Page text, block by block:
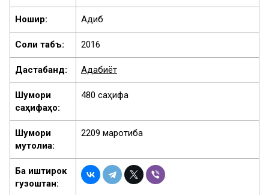
Ношир: Адиб
Соли табъ: 2016
Дастабандӣ: Адабиёт
Шумори
саҳифаҳо:
480 саҳифа
Шумори
мутолиа:
2209 маротиба
Ба иштирок
гузоштан: